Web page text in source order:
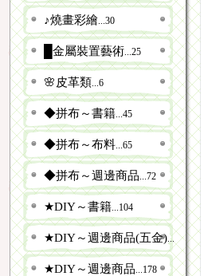
♪燒畫彩繪...30
█金屬裝置藝術...25
🌸皮革類...6
◆拼布～書籍...45
◆拼布～布料...65
◆拼布～週邊商品...72
★DIY～書籍...104
★DIY～週邊商品(五金)...966
★DIY～週邊商品...178